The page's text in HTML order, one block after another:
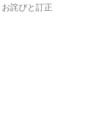
お詫びと訂正